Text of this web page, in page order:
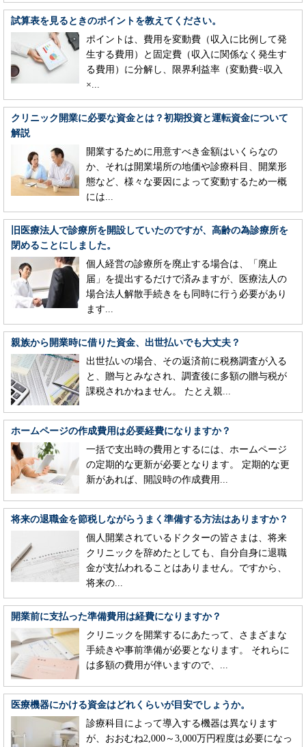
試算表を見るときのポイントを教えてください。
ポイントは、費用を変動費（収入に比例して発
生する費用）と固定費（収入に関係なく発生す
る費用）に分解し、限界利益率（変動費÷収入
×...
クリニック開業に必要な資金とは？初期投資と運転資金について
解説
開業するために用意すべき金額はいくらなの
か、それは開業場所の地価や診療科目、開業形
態など、様々な要因によって変動するため一概
には...
旧医療法人で診療所を開設していたのですが、高齢の為診療所を
閉めることにしました。
個人経営の診療所を廃止する場合は、「廃止
届」を提出するだけで済みますが、医療法人の
場合法人解散手続きをも同時に行う必要があり
ます...
親族から開業時に借りた資金、出世払いでも大丈夫？
出世払いの場合、その返済前に税務調査が入る
と、贈与とみなされ、調査後に多額の贈与税が
課税されかねません。 たとえ親...
ホームページの作成費用は必要経費になりますか？
一括で支出時の費用とするには、ホームページ
の定期的な更新が必要となります。 定期的な更
新があれば、開設時の作成費用...
将来の退職金を節税しながらうまく準備する方法はありますか？
個人開業されているドクターの皆さまは、将来
クリニックを辞めたとしても、自分自身に退職
金が支払われることはありません。ですから、
将来の...
開業前に支払った準備費用は経費になりますか？
クリニックを開業するにあたって、さまざまな
手続きや事前準備が必要となります。 それらに
は多額の費用が伴いますので、...
医療機器にかける資金はどれくらいが目安でしょうか。
診療科目によって導入する機器は異なります
が、おおむね2,000～3,000万円程度は必要になっ